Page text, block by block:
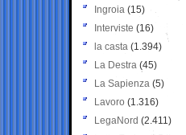
Ingroia (15)
Interviste (16)
la casta (1.394)
La Destra (45)
La Sapienza (5)
Lavoro (1.316)
LegaNord (2.411)